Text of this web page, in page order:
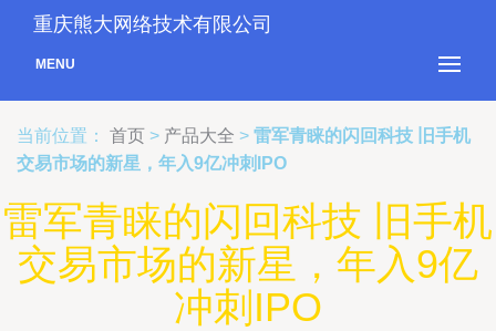
重庆熊大网络技术有限公司
MENU
当前位置： 首页 > 产品大全 > 雷军青睐的闪回科技 旧手机
交易市场的新星，年入9亿冲刺IPO
雷军青睐的闪回科技 旧手机
交易市场的新星，年入9亿
冲刺IPO